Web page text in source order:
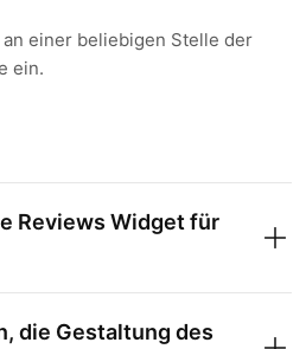
einer beliebigen Stelle der
ein.
Reviews Widget für
die Gestaltung des